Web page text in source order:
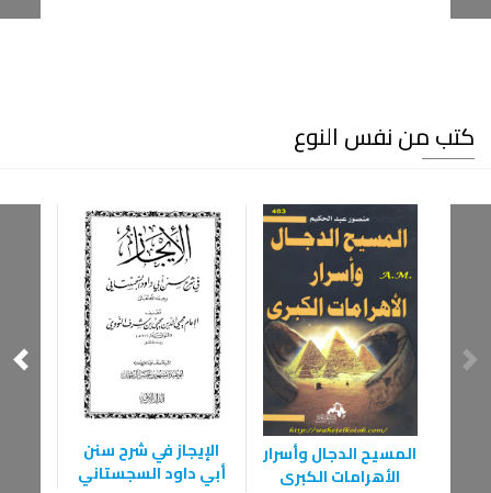
كتب من نفس النوع
المسيح الدجال وأسرار
الأهرامات الكبرى
الإيجاز في شرح سنن
أبي داود السجستاني